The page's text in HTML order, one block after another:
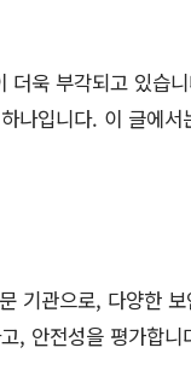
더욱 부각되고 있습
나입니다. 이 글에서
기관으로, 다양한
, 안전성을 평가합